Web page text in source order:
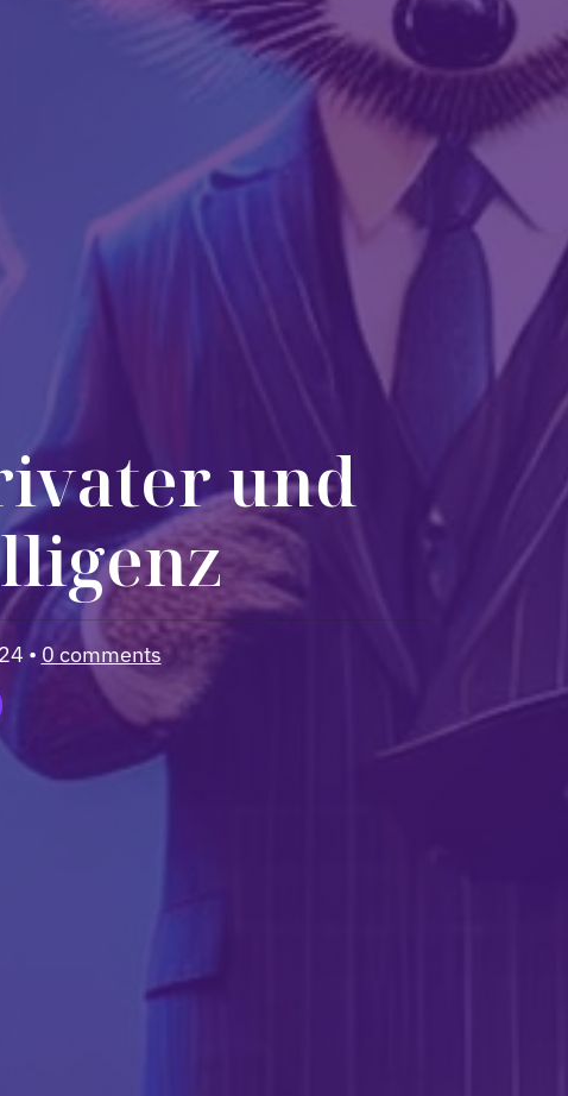
und
• 0 comments